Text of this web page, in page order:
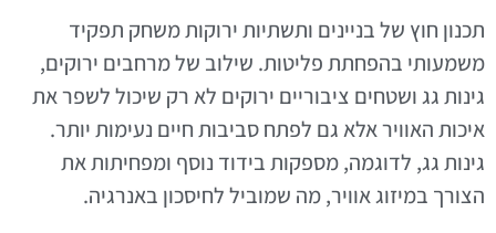
תכנון חוץ של בניינים ותשתיות ירוקות משחק תפקיד
משמעותי בהפחתת פליטות. שילוב של מרחבים ירוקים,
גינות גג ושטחים ציבוריים ירוקים לא רק שיכול לשפר את
איכות האוויר אלא גם לפתח סביבות חיים נעימות יותר.
גינות גג, לדוגמה, מספקות בידוד נוסף ומפחיתות את
הצורך במיזוג אוויר, מה שמוביל לחיסכון באנרגיה.